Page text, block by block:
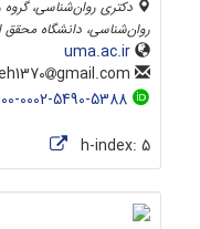
دکتری روان‌شناسی، گروه
روان‌شناسی، دانشگاه محقق
uma.ac.ir
gmail.com
0002-5490-5388
h-index: 5